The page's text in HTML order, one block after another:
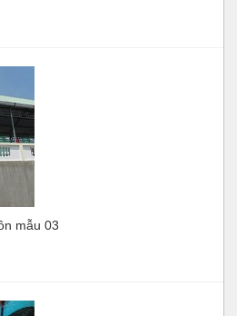
mẫu 03